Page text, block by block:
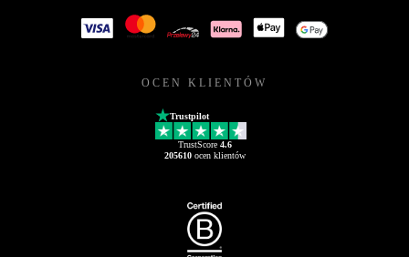
OCEN KLIENTÓW
Trustpilot
TrustScore 4.6
205610ocen klientów